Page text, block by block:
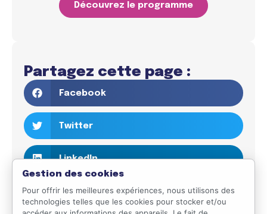
Découvrez le programme
Partagez cette page :
Facebook
Twitter
LinkedIn
Email
Gestion des cookies
Pour offrir les meilleures expériences, nous utilisons des
technologies telles que les cookies pour stocker et/ou